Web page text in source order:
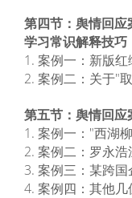
第四节：舆情回
学习常识解释技巧
1. 案例一：新版
2. 案例二：关于"
第五节：舆情回
1. 案例一："西湖
2. 案例二：罗永
3. 案例三：某跨
4. 案例四：其他